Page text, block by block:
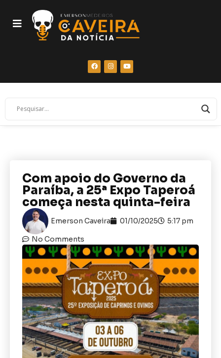
Com apoio do Governo da
Paraíba, a 25ª Expo Taperoá
começa nesta quinta-feira
Emerson Caveira 01/10/2025 5:17 pm
No Comments